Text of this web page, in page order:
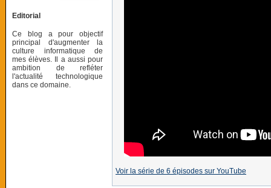
Editorial
Ce blog a pour objectif
principal d'augmenter la
culture informatique de
mes élèves. Il a aussi pour
ambition de refléter
l'actualité technologique
dans ce domaine.
Voir la série de 6 épisodes sur YouTube